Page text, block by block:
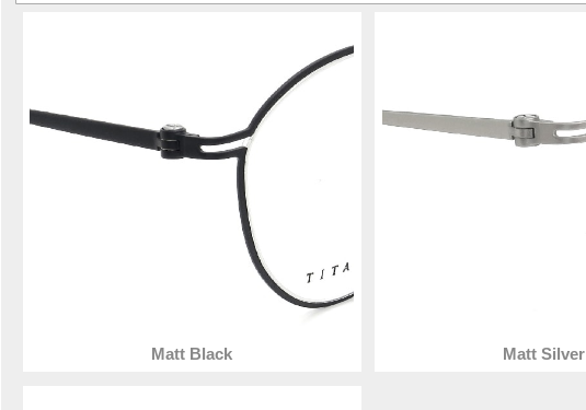
Matt Black Matt Silver